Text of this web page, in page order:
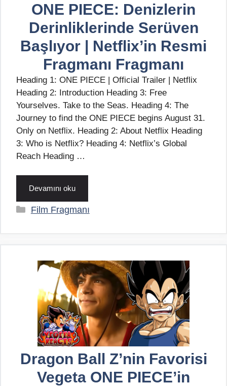
ONE PIECE: Denizlerin
Derinliklerinde Serüven
Başlıyor | Netflix’in Resmi
Fragmanı Fragmanı
Heading 1: ONE PIECE | Official Trailer | Netflix
Heading 2: Introduction Heading 3: Free
Yourselves. Take to the Seas. Heading 4: The
Journey to find the ONE PIECE begins August 31.
Only on Netflix. Heading 2: About Netflix Heading
3: Who is Netflix? Heading 4: Netflix’s Global
Reach Heading …
Devamını oku
Kategoriler
Film Fragmanı
Dragon Ball Z’nin Favorisi
Vegeta ONE PIECE’in